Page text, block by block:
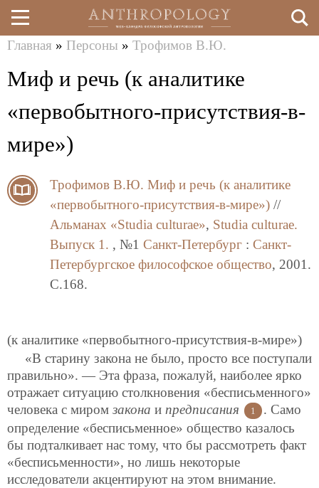
Перейти
к
основному
здесь
Главная » Персоны » Трофимов В.Ю.
Миф и речь (к аналитике
«первобытного-присутствия-в-
мире»)
Трофимов В.Ю. Миф и речь (к аналитике
«первобытного-присутствия-в-мире») //
Альманах «Studia culturae», Studia culturae.
Выпуск 1. , №1 Санкт-Петербург : Санкт-
Петербургское философское общество, 2001.
C.168.
(к аналитике «первобытного-присутствия-в-мире»)
«В старину закона не было, просто все поступали
правильно». — Эта фраза, пожалуй, наиболее ярко
отражает ситуацию столкновения «бесписьменного»
человека с миром закона и предписания 1
. Само
определение «бесписьменное» общество казалось
бы подталкивает нас тому, что бы рассмотреть факт
«бесписьменности», но лишь некоторые
исследователи акцентируют на этом внимание.